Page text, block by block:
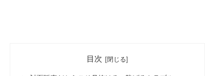
目次